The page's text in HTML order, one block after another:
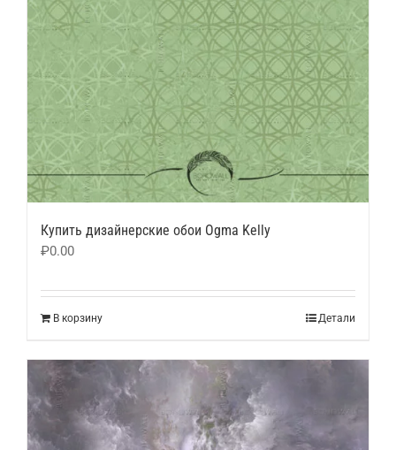
Купить дизайнерские обои Ogma Kelly
₽0.00
В корзину Детали